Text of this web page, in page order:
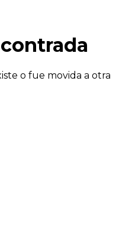
o fue movida a otra